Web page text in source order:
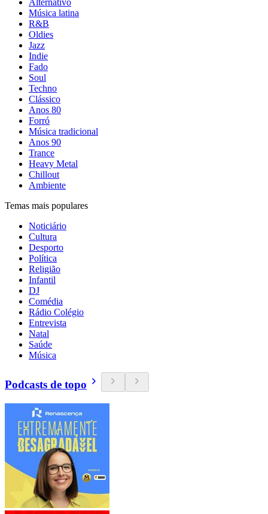
Alternativo
Música latina
R&B
Oldies
Jazz
Indie
Fado
Soul
Techno
Clássico
Anos 80
Forró
Música tradicional
Anos 90
Trance
Heavy Metal
Chillout
Ambiente
Temas mais populares
Noticiário
Cultura
Desporto
Política
Religião
Infantil
DJ
Comédia
Rádio Colégio
Entrevista
Natal
Saúde
Música
Podcasts de topo